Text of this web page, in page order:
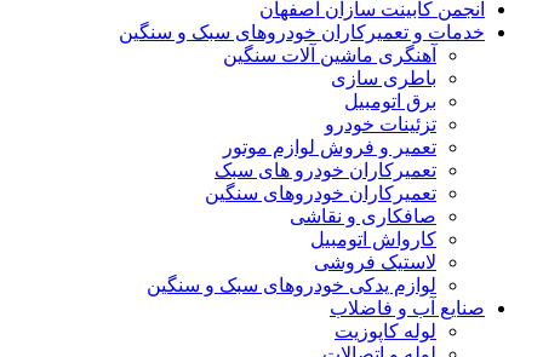
انجمن کابینت سازان اصفهان
خدمات و تعمیرکاران خودروهای سبک و سنگین
آهنگری ماشین آلات سنگین
باطری سازی
برق اتومبیل
تزئینات خودرو
تعمیر و فروش لوازم موتور
تعمیرکاران خودرو های سبک
تعمیرکاران خودروهای سنگین
صافکاری و نقاشی
کارواش اتومبیل
لاستیک فروشی
لوازم یدکی خودروهای سبک و سنگین
صنایع آب و فاضلاب
لوله کاپوزیت